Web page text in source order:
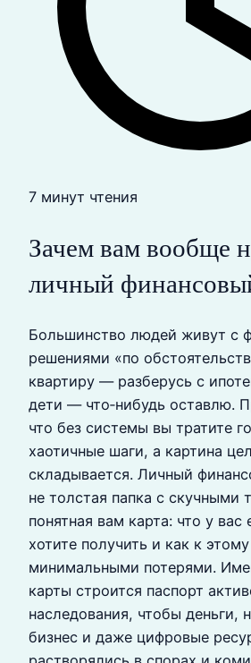
7 минут чтения
Зачем вам вообще
личный
Большинство людей живут с
решениями «по
квартиру — разберусь с
дети — что‑нибудь оставлю.
что без системы вы тратите
хаотичные шаги, а картина
складывается. Личный
не толстая папка с скучными
понятная вам карта: что у вас
хотите получить и как к
минимальными потерями.
карты строится паспорт
наследования, чтобы деньги,
бизнес и даже цифровые